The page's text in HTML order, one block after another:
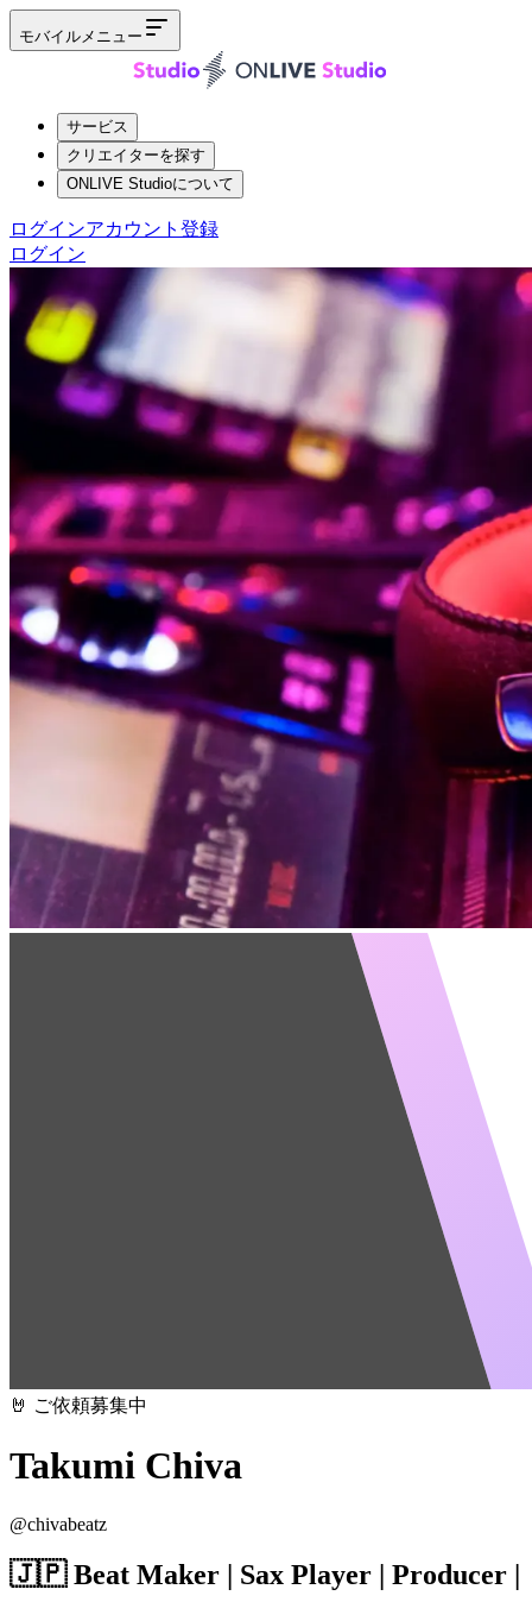
モバイルメニュー
サービス
クリエイターを探す
ONLIVE Studioについて
ログインアカウント登録
ログイン
🤘 ご依頼募集中
Takumi Chiva
@chivabeatz
🇯🇵 Beat Maker | Sax Player | Producer |